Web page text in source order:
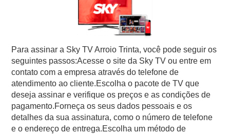
Para assinar a Sky TV Arroio Trinta, você pode seguir os
seguintes passos:Acesse o site da Sky TV ou entre em
contato com a empresa através do telefone de
atendimento ao cliente.Escolha o pacote de TV que
deseja assinar e verifique os preços e as condições de
pagamento.Forneça os seus dados pessoais e os
detalhes da sua assinatura, como o número de telefone
e o endereço de entrega.Escolha um método de